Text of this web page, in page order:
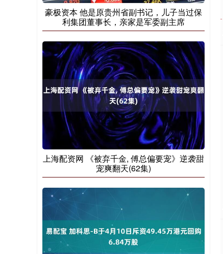
豪极资本 他是原贵州省副书记，儿子当过保
利集团董事长，亲家是军委副主席
上海配资网 《被弃千金, 傅总偏要宠》逆袭甜
宠爽翻天(62集)